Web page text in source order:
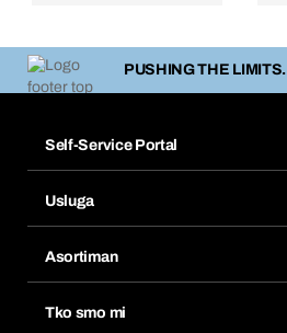
PUSHING THE LIMITS.
Self-Service Portal
Popisi želja
Ponovno naručivanje
Pretplate
Usluga
Tražitelji proizvoda
Asortiman
Tko smo mi